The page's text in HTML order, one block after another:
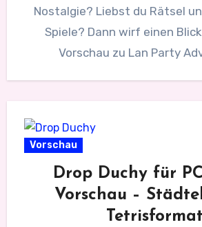
Nostalgie? Liebst du Rätsel
Spiele? Dann wirf einen
Vorschau zu Lan Party
Vorschau
Drop Duchy für
Vorschau –
Tetrisformat